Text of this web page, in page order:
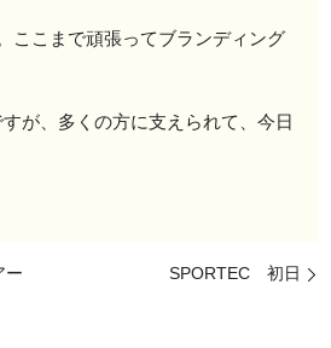
ここまで頑張ってブランディング
が、多くの方に支えられて、今日
ー SPORTEC 初日